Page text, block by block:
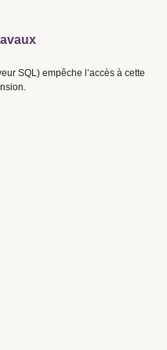
SQL) empêche l’accès à cette